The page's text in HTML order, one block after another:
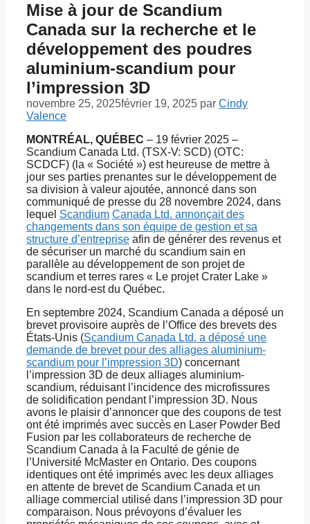
Mise à jour de Scandium
Canada sur la recherche et le
développement des poudres
aluminium-scandium pour
l’impression 3D
novembre 25, 2025février 19, 2025 par Cindy
Valence
MONTRÉAL, QUÉBEC – 19 février 2025 –
Scandium Canada Ltd. (TSX-V: SCD) (OTC:
SCDCF) (la « Société ») est heureuse de mettre à
jour ses parties prenantes sur le développement de
sa division à valeur ajoutée, annoncé dans son
communiqué de presse du 28 novembre 2024, dans
lequel Scandium Canada Ltd. annonçait des
changements dans son équipe de gestion et sa
structure d’entreprise afin de générer des revenus et
de sécuriser un marché du scandium sain en
parallèle au développement de son projet de
scandium et terres rares « Le projet Crater Lake »
dans le nord-est du Québec.
En septembre 2024, Scandium Canada a déposé un
brevet provisoire auprès de l’Office des brevets des
États-Unis (Scandium Canada Ltd. a déposé une
demande de brevet pour des alliages aluminium-
scandium pour l’impression 3D) concernant
l’impression 3D de deux alliages aluminium-
scandium, réduisant l’incidence des microfissures
de solidification pendant l’impression 3D. Nous
avons le plaisir d’annoncer que des coupons de test
ont été imprimés avec succès en Laser Powder Bed
Fusion par les collaborateurs de recherche de
Scandium Canada à la Faculté de génie de
l’Université McMaster en Ontario. Des coupons
identiques ont été imprimés avec les deux alliages
en attente de brevet de Scandium Canada et un
alliage commercial utilisé dans l’impression 3D pour
comparaison. Nous prévoyons d’évaluer les